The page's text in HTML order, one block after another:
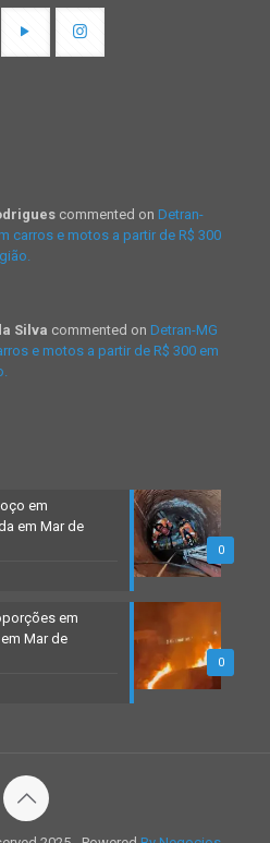
commented on Detran-
carros e motos a partir de R$ 300
Silva commented on Detran-MG
e motos a partir de R$ 300 em
0
em
em Mar de
0
em
Mar de